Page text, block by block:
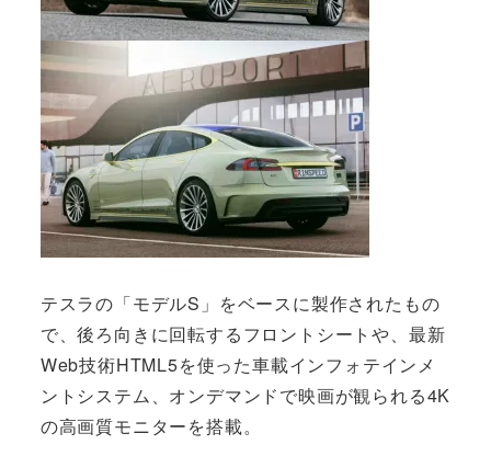
テスラの「モデルS」をベースに製作されたもの
で、後ろ向きに回転するフロントシートや、最新
Web技術HTML5を使った車載インフォテインメ
ントシステム、オンデマンドで映画が観られる4K
の高画質モニターを搭載。